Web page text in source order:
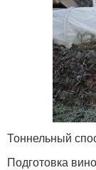
Тоннельный
Подготовка